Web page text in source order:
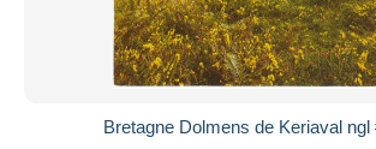
Bretagne Dolmens de Keriaval ngl